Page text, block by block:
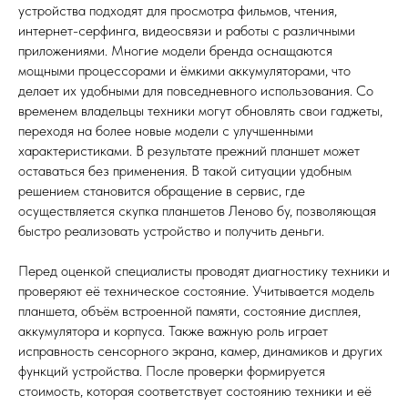
устройства подходят для просмотра фильмов, чтения,
интернет-серфинга, видеосвязи и работы с различными
приложениями. Многие модели бренда оснащаются
мощными процессорами и ёмкими аккумуляторами, что
делает их удобными для повседневного использования. Со
временем владельцы техники могут обновлять свои гаджеты,
переходя на более новые модели с улучшенными
характеристиками. В результате прежний планшет может
оставаться без применения. В такой ситуации удобным
решением становится обращение в сервис, где
осуществляется скупка планшетов Леново бу, позволяющая
быстро реализовать устройство и получить деньги.
Перед оценкой специалисты проводят диагностику техники и
проверяют её техническое состояние. Учитывается модель
планшета, объём встроенной памяти, состояние дисплея,
аккумулятора и корпуса. Также важную роль играет
исправность сенсорного экрана, камер, динамиков и других
функций устройства. После проверки формируется
стоимость, которая соответствует состоянию техники и её